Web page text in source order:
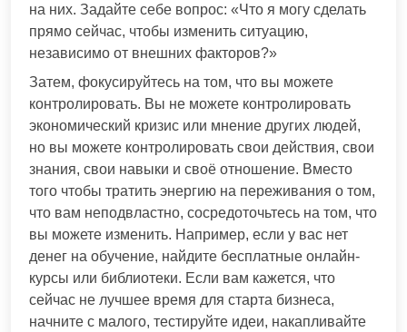
на них. Задайте себе вопрос: «Что я могу сделать
прямо сейчас, чтобы изменить ситуацию,
независимо от внешних факторов?»
Затем, фокусируйтесь на том, что вы можете
контролировать. Вы не можете контролировать
экономический кризис или мнение других людей,
но вы можете контролировать свои действия, свои
знания, свои навыки и своё отношение. Вместо
того чтобы тратить энергию на переживания о том,
что вам неподвластно, сосредоточьтесь на том, что
вы можете изменить. Например, если у вас нет
денег на обучение, найдите бесплатные онлайн-
курсы или библиотеки. Если вам кажется, что
сейчас не лучшее время для старта бизнеса,
начните с малого, тестируйте идеи, накапливайте